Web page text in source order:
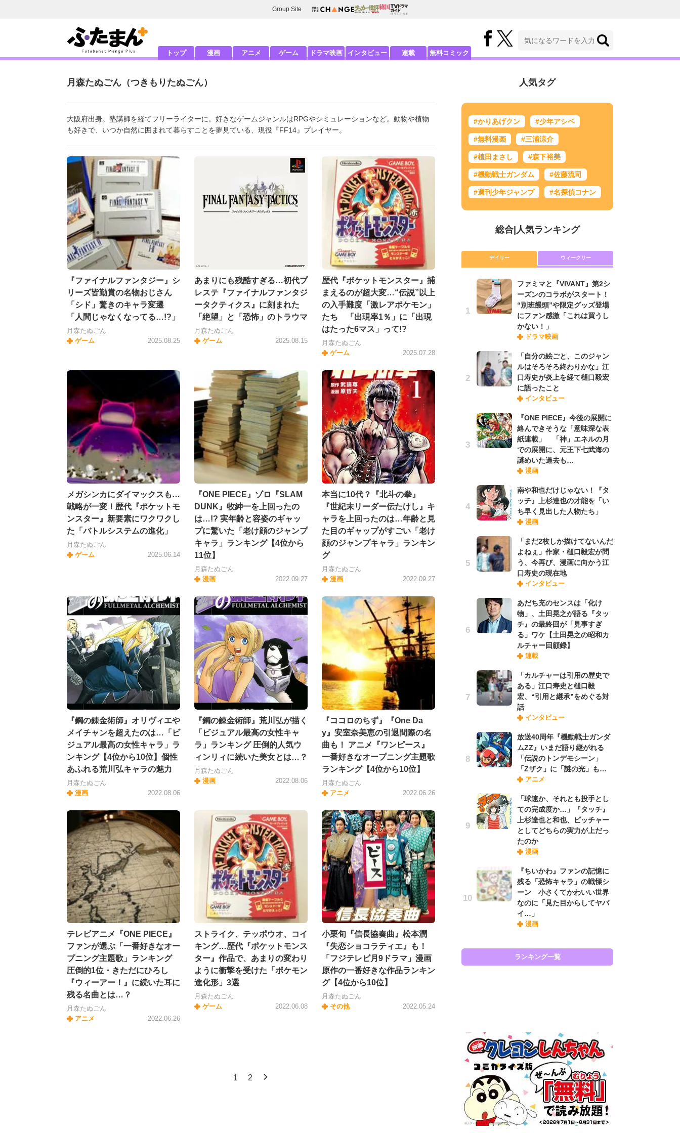
Group Site
トップ 漫画 アニメ ゲーム ドラマ映画 インタビュー 連載 無料コミック
月森たぬごん （つきもりたぬごん）
大阪府出身。塾講師を経てフリーライターに。好きなゲームジャンルはRPGやシミュレーションなど。動物や植物
も好きで、いつか自然に囲まれて暮らすことを夢見ている、現役『FF14』プレイヤー。
『ファイナルファンタジー』シ
リーズ皆勤賞の名物おじさん
「シド」驚きのキャラ変遷
「人間じゃなくなってる…!?」
月森たぬごん
ゲーム
2025.08.25
あまりにも残酷すぎる…初代プ
レステ『ファイナルファンタジ
ータクティクス』に刻まれた
「絶望」と「恐怖」のトラウマ
月森たぬごん
ゲーム
2025.08.15
歴代『ポケットモンスター』捕
まえるのが超大変…“伝説”以上
の入手難度「激レアポケモン」
たち 「出現率1％」に「出現
はたった6マス」って!?
月森たぬごん
ゲーム
2025.07.28
メガシンカにダイマックスも…
戦略が一変！歴代『ポケットモ
ンスター』新要素にワクワクし
た「バトルシステムの進化」
月森たぬごん
ゲーム
2025.06.14
『ONE PIECE』ゾロ『SLAM
DUNK』牧紳一を上回ったの
は…!? 実年齢と容姿のギャッ
プに驚いた「老け顔のジャンプ
キャラ」ランキング【4位から
11位】
月森たぬごん
漫画
2022.09.27
本当に10代？『北斗の拳』
『世紀末リーダー伝たけし』キ
ャラを上回ったのは…年齢と見
た目のギャップがすごい「老け
顔のジャンプキャラ」ランキン
グ
月森たぬごん
漫画
2022.09.27
『鋼の錬金術師』オリヴィエや
メイチャンを超えたのは…「ビ
ジュアル最高の女性キャラ」ラ
ンキング【4位から10位】個性
あふれる荒川弘キャラの魅力
月森たぬごん
漫画
2022.08.06
『鋼の錬金術師』荒川弘が描く
「ビジュアル最高の女性キャ
ラ」ランキング 圧倒的人気ウ
ィンリィに続いた美女とは…？
月森たぬごん
漫画
2022.08.06
『ココロのちず』『One Da
y』安室奈美恵の引退間際の名
曲も！ アニメ『ワンピース』
一番好きなオープニング主題歌
ランキング【4位から10位】
月森たぬごん
アニメ
2022.06.26
テレビアニメ『ONE PIECE』
ファンが選ぶ「一番好きなオー
プニング主題歌」ランキング
圧倒的1位・きただにひろし
『ウィーアー！』に続いた耳に
残る名曲とは…？
月森たぬごん
アニメ
2022.06.26
ストライク、テッポウオ、コイ
キング…歴代『ポケットモンス
ター』作品で、あまりの変わり
ように衝撃を受けた「ポケモン
進化形」3選
月森たぬごん
ゲーム
2022.06.08
小栗旬『信長協奏曲』松本潤
『失恋ショコラティエ』も！
「フジテレビ月9ドラマ」漫画
原作の一番好きな作品ランキン
グ【4位から10位】
月森たぬごん
その他
2022.05.24
1 2
人気タグ
#かりあげクン #少年アシベ
#無料漫画 #三浦涼介
#植田まさし #森下裕美
#機動戦士ガンダム #佐藤流司
#週刊少年ジャンプ #名探偵コナン
総合| 人気ランキング
デイリー ウィークリー
ファミマと『VIVANT』第2シ
ーズンのコラボがスタート！
“別班饅頭”や限定グッズ登場
にファン感激「これは買うし
かない！」
ドラマ映画
「自分の絵ごと、このジャン
ルはそろそろ終わりかな」江
口寿史が炎上を経て樋口毅宏
に語ったこと
インタビュー
『ONE PIECE』今後の展開に
絡んできそうな「意味深な表
紙連載」 「神」エネルの月
での展開に、元王下七武海の
謎めいた過去も…
漫画
南や和也だけじゃない！『タ
ッチ』上杉達也の才能を「い
ち早く見出した人物たち」
漫画
「まだ2枚しか描けてないんだ
よねぇ」作家・樋口毅宏が問
う、今再び、漫画に向かう江
口寿史の現在地
インタビュー
あだち充のセンスは「化け
物」、土田晃之が語る『タッ
チ』の最終回が「見事すぎ
る」ワケ【土田晃之の昭和カ
ルチャー回顧録】
連載
「カルチャーは引用の歴史で
ある」江口寿史と樋口毅
宏、“引用と継承”をめぐる対
話
インタビュー
放送40周年『機動戦士ガンダ
ムZZ』いまだ語り継がれる
「伝説のトンデモシーン」
「Zザク」に「謎の光」も…
アニメ
「球速か、それとも投手とし
ての完成度か…」『タッチ』
上杉達也と和也、ピッチャー
としてどちらの実力が上だっ
たのか
漫画
『ちいかわ』ファンの記憶に
残る「恐怖キャラ」の戦慄シ
ーン 小さくてかわいい世界
なのに「見た目からしてヤバ
イ…」
漫画
ランキング一覧